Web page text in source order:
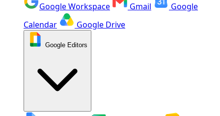
Google Workspace Gmail
Google
Calendar
Google Drive
Google Editors